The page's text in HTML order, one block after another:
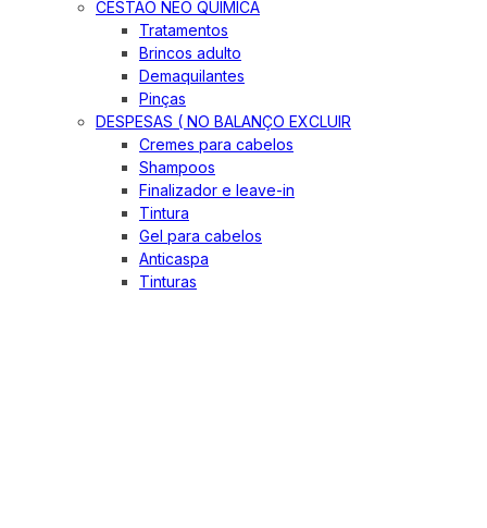
CESTÃO NEO QUIMICA
Tratamentos
Brincos adulto
Demaquilantes
Pinças
DESPESAS ( NO BALANÇO EXCLUIR
Cremes para cabelos
Shampoos
Finalizador e leave-in
Tintura
Gel para cabelos
Anticaspa
Tinturas